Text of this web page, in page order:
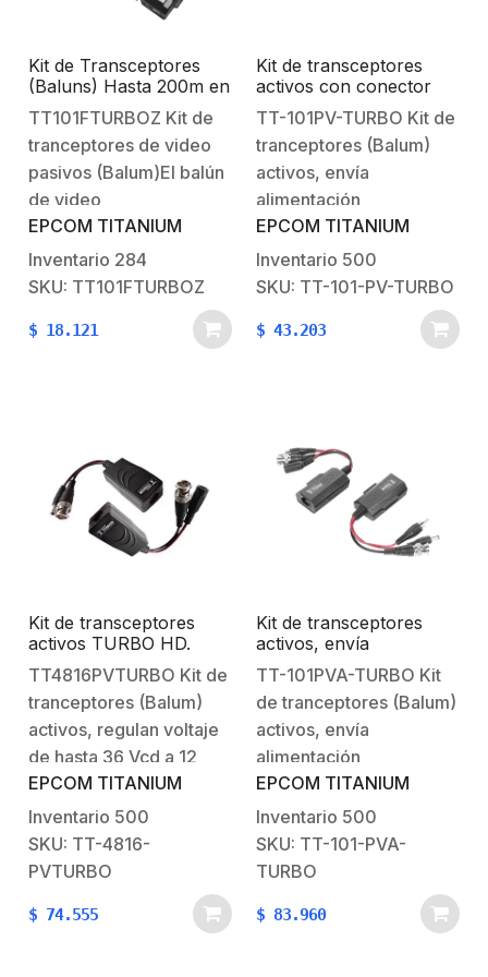
Kit de Transceptores
(Baluns) Hasta 200m en
4K , TurboHD HD-TVI /
HD-CVI / AHD / CVBS /
COAXITRON / AUDIO
POR COAXITRON /
Menu OSD / Cable RF
Blindado . Calidad
PREMIUM
TT101FTURBOZ Kit de
tranceptores de video
pasivos (Balum)El balún
de video
TT101FTURBOZ es un
dispositivo pasivo que
permite la transmisión
CCTV HD en tiempo real
mayor…
EPCOM TITANIUM
Inventario 284
SKU: TT101FTURBOZ
$ 18.121
Kit de transceptores
activos con conector
para alimentación
(12V/24VCD/AC)
TurboHD para
aplicaciones de video
por UTP Cat5e/6 en
HD. Distancia de hasta
150 m en 4K
TT-101PV-TURBO Kit de
tranceptores (Balum)
activos, envía
alimentación
12V/24VCD/AC y video a
una distancia de hasta
150 m en 4KEl TT-
transmisor y receptor
El equipo receptor se
puede alimentar con…
EPCOM TITANIUM
Inventario 500
SKU: TT-101-PV-TURBO
$ 43.203
Kit de transceptores
activos TURBO HD.
Convierte 36/24 Vcd a
12 Vcd regulados, a
través de cable UTP
Cat5e / 6. Transmision
de 200 m en 3K
TT4816PVTURBO Kit de
tranceptores (Balum)
activos, regulan voltaje
de hasta 36 Vcd a 12
VcdEl TT-4816-
PVTURBO es un
transmisor y receptor
que permite la
transmisión de voltaje y
la señal de video HD en
EPCOM TITANIUM
Inventario 500
SKU: TT-4816-
PVTURBO
$ 74.555
Kit de transceptores
activos, envía
alimentación
12V/24VCD/AC, video y
audio a una distancia de
hasta 150 m en 4K para
aplicaciones de video
por UTP Cat 5e / 6 en
alta definición.
TT-101PVA-TURBO Kit
de tranceptores (Balum)
activos, envía
alimentación
12V/24VCD/AC, video y
audio a una distancia de
hasta 150 m en 4KEl TT-
101PVA-TURBO es un
transmisor y receptor
que permite la
EPCOM TITANIUM
Inventario 500
SKU: TT-101-PVA-
TURBO
$ 83.960